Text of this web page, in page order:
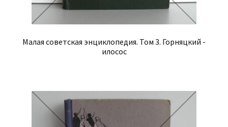
Малая советская энциклопедия. Том 3. Горняцкий -
илосос